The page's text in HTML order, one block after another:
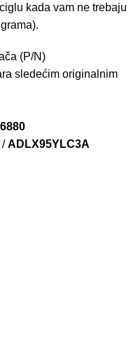
kada vam ne trebaju
(P/N)
sledećim originalnim
/ADLX95YLC3A